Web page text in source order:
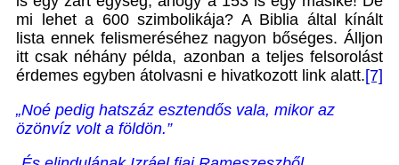
mi lehet a 600 szimbolikája? A Biblia által kínált
lista ennek felismeréséhez nagyon bőséges. Álljon
itt csak néhány példa, azonban a teljes felsorolást
érdemes egyben átolvasni e hivatkozott link alatt.[7]
„Noé pedig hatszáz esztendős vala, mikor az
özönvíz volt a földön.”